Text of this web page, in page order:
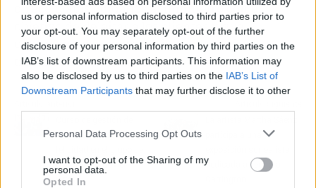
us or personal information disclosed to third parties prior to
your opt-out. You may separately opt-out of the further
disclosure of your personal information by third parties on the
IAB’s list of downstream participants. This information may
also be disclosed by us to third parties on the IAB’s List of
Downstream Participants that may further disclose it to other
Personal Data Processing Opt Outs
I want to opt-out of the Sharing of my
personal data.
Opted In
ofrece platos cuidados al milímetro con el
objetivo de deleitar a los clientes y que
obtengan una experiencia con la cocina
tradicional vasca inolvidable.
equipos para fomentar la
trabajo, con Javier
Ortego
dedicada a Leonora